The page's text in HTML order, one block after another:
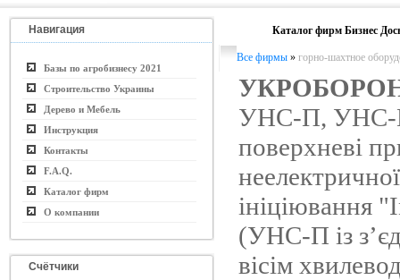
Навигация
Базы по агробизнесу 2021
Строительство Украины
Дерево и Мебель
Инструкция
Контакты
F.A.Q.
Каталог фирм
О компании
Счётчики
Каталог фирм Бизнес
Все фирмы » горно-шахтное
УНС-П,
поверхневі
ініціювання
(УНС-П із
вісім